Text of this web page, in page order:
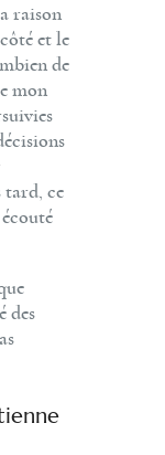
raison
et le
de
mon
tard, ce
des